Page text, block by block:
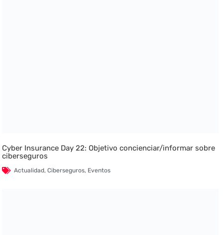
Cyber Insurance Day 22: Objetivo concienciar/informar sobre
ciberseguros
Actualidad,Ciberseguros, Eventos